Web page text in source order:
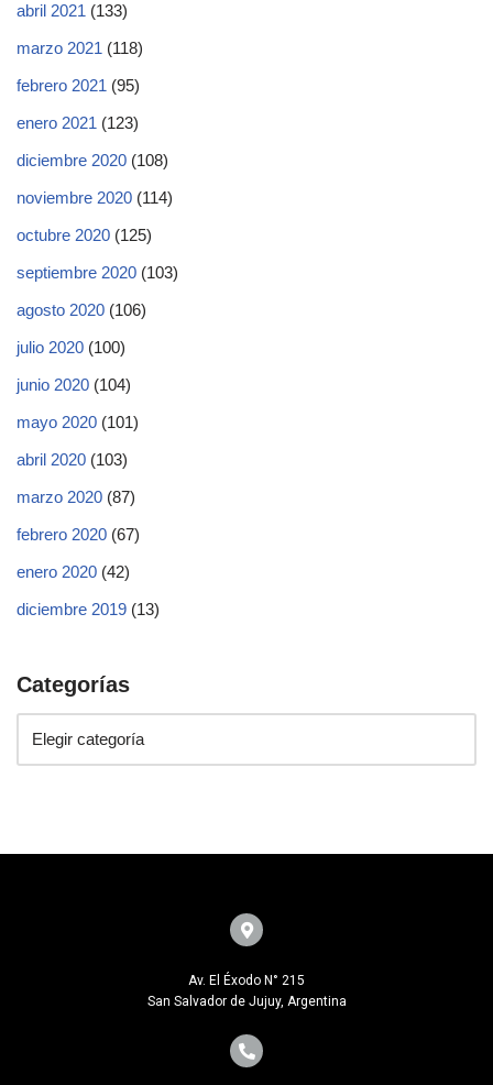
abril 2021 (133)
marzo 2021 (118)
febrero 2021 (95)
enero 2021 (123)
diciembre 2020 (108)
noviembre 2020 (114)
octubre 2020 (125)
septiembre 2020 (103)
agosto 2020 (106)
julio 2020 (100)
junio 2020 (104)
mayo 2020 (101)
abril 2020 (103)
marzo 2020 (87)
febrero 2020 (67)
enero 2020 (42)
diciembre 2019 (13)
Categorías
Av. El Éxodo N° 215
San Salvador de Jujuy, Argentina